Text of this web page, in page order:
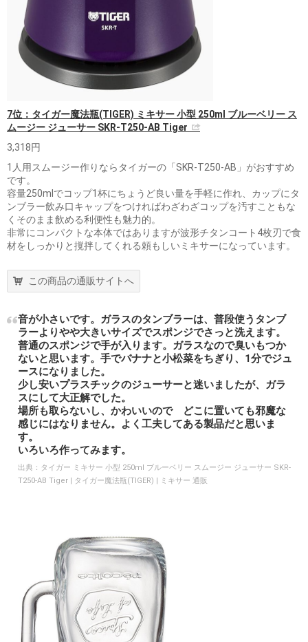
7位：タイガー魔法瓶(TIGER) ミキサー 小型 250ml ブルーベリー ス
ムージー ジューサー SKR-T250-AB Tiger
3,318円
1人用スムージー作りならタイガーの「SKR-T250-AB」がおすすめ
です。
容量250mlでコップ1杯にちょうど良い量を手軽に作れ、カップにタ
ンブラー飲み口キャップをつければわざわざコップを汚すこともな
くそのまま飲める利便性も魅力的。
非常にコンパクトな本体ではありますが波形チタンコート4枚刃で食
材をしっかりと撹拌してくれる頼もしいミキサーになっています。
この商品の通販サイトへ
音が小さいです。ガラスのタンブラーは、普段使うタンブ
ラーよりやや大きいサイズでスポンジでさっと洗えます。
普通のスポンジで手が入ります。ガラスなので臭いもつか
ないと思います。手でバナナと小松菜をちぎり、1分でジュ
ースになりました。
少し安いプラスチックのジューサーと迷いましたが、ガラ
スにして大正解でした。
場所も取らないし、かわいいので どこに置いても邪魔な
感じにはなりません。よく工夫してある製品だと思いま
す。
いろいろ作ってみます。
出典： タイガー ミキサー 小型 250ml ブルーベリー スムージー ジューサー SKR-
T250-AB Tiger | タイガー魔法瓶(TIGER) | ミキサー 通販